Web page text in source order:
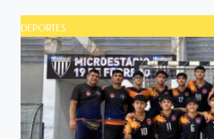
DEPORTES